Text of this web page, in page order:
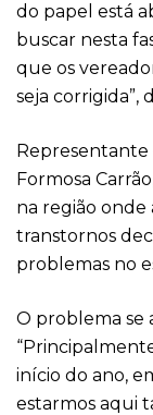
do papel está
buscar nesta
que os
seja corrigida”,
Formosa
na região onde
transtornos
problemas no
O problema se
início do ano,
estarmos aqui